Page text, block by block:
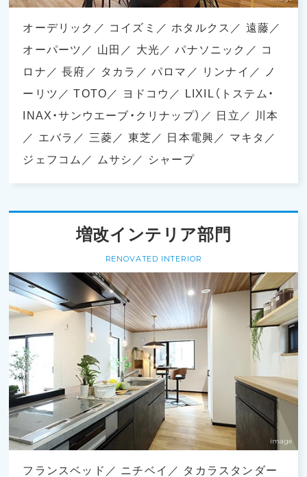
オーデリック コイズミ ホタルクス
遠藤
オーパーツ
山田 大光 パナソニック
コ
ロナ
長府 タカラ パロマ リンナイ
ノ
ーリツ
TOTO ヨドコウ
LIXIL（トステム・
INAX・サンウエーブ・クリナップ）
日立
川本
エバラ
三菱 東芝 日本電興
マキタ
ジェフコム
ムサシ シャープ
増改インテリア部門
RENOVATED INTERIOR
フランスベッド ニチベイ
タカラスタンダー